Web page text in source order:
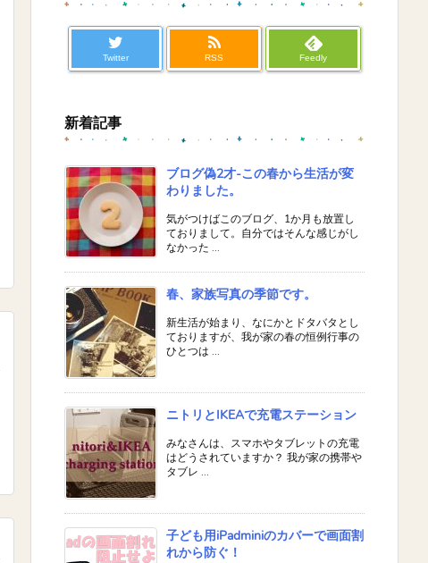
Twitter RSS Feedly
新着記事
ブログ偽2才-この春から生活が変
わりました。
気がつけばこのブログ、1か月も放置し
ておりまして。自分ではそんな感じがし
なかった ...
春、家族写真の季節です。
新生活が始まり、なにかとドタバタとし
ておりますが、我が家の春の恒例行事の
ひとつは ...
ニトリとIKEAで充電ステーション
みなさんは、スマホやタブレットの充電
はどうされていますか？ 我が家の携帯や
タブレ ...
子ども用iPadminiのカバーで画面割
れから防ぐ！